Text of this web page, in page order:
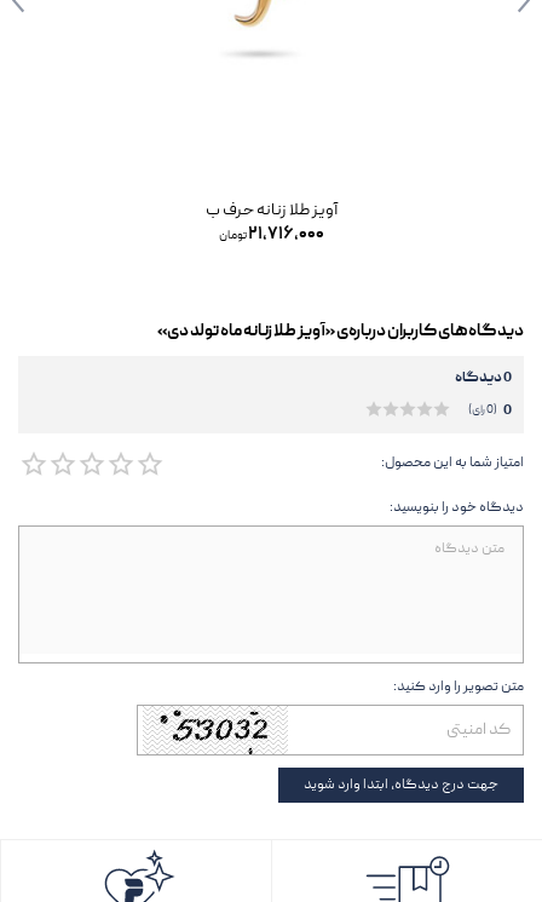
آویز طلا زنانه حرف ب
۲۱,۷۱۶,۰۰۰تومان
دیدگاه‌های کاربران درباره‌ی «آویز طلا زنانه ماه تولد دی»
0 دیدگاه
0 (0 رای)
امتیاز شما به این محصول:
دیدگاه خود را بنویسید:
متن تصویر را وارد کنید:
جهت درج دیدگاه، ابتدا وارد شوید